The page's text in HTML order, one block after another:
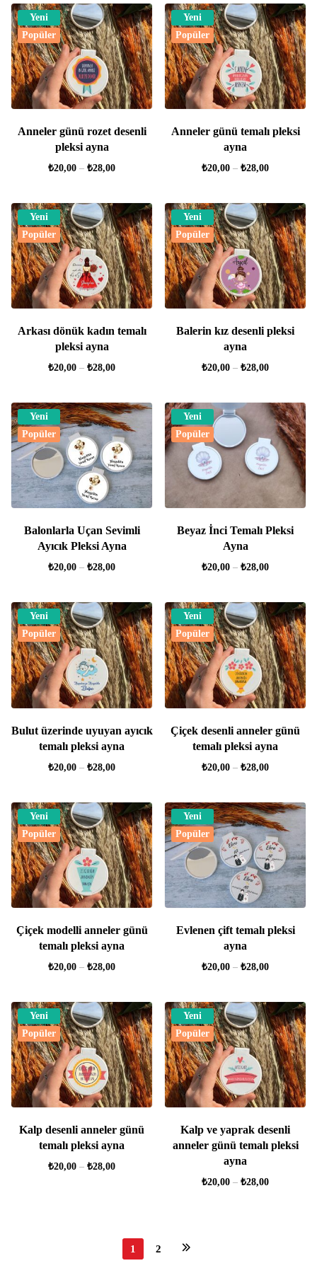
Yeni
Popüler
Anneler günü rozet desenli
pleksi ayna
₺20,00 – ₺28,00
Yeni
Popüler
Anneler günü temalı pleksi
ayna
₺20,00 – ₺28,00
Yeni
Popüler
Arkası dönük kadın temalı
pleksi ayna
₺20,00 – ₺28,00
Yeni
Popüler
Balerin kız desenli pleksi
ayna
₺20,00 – ₺28,00
Yeni
Popüler
Balonlarla Uçan Sevimli
Ayıcık Pleksi Ayna
₺20,00 – ₺28,00
Yeni
Popüler
Beyaz İnci Temalı Pleksi
Ayna
₺20,00 – ₺28,00
Yeni
Popüler
Bulut üzerinde uyuyan ayıcık
temalı pleksi ayna
₺20,00 – ₺28,00
Yeni
Popüler
Çiçek desenli anneler günü
temalı pleksi ayna
₺20,00 – ₺28,00
Yeni
Popüler
Çiçek modelli anneler günü
temalı pleksi ayna
₺20,00 – ₺28,00
Yeni
Popüler
Evlenen çift temalı pleksi
ayna
₺20,00 – ₺28,00
Yeni
Popüler
Kalp desenli anneler günü
temalı pleksi ayna
₺20,00 – ₺28,00
Yeni
Popüler
Kalp ve yaprak desenli
anneler günü temalı pleksi
ayna
₺20,00 – ₺28,00
1 2